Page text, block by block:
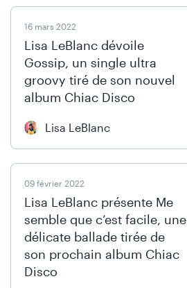
16 mars 2022
Lisa LeBlanc dévoile
Gossip, un single ultra
groovy tiré de son nouvel
album Chiac Disco
Lisa LeBlanc
09 février 2022
Lisa LeBlanc présente Me
semble que c’est facile, une
délicate ballade tirée de
son prochain album Chiac
Disco